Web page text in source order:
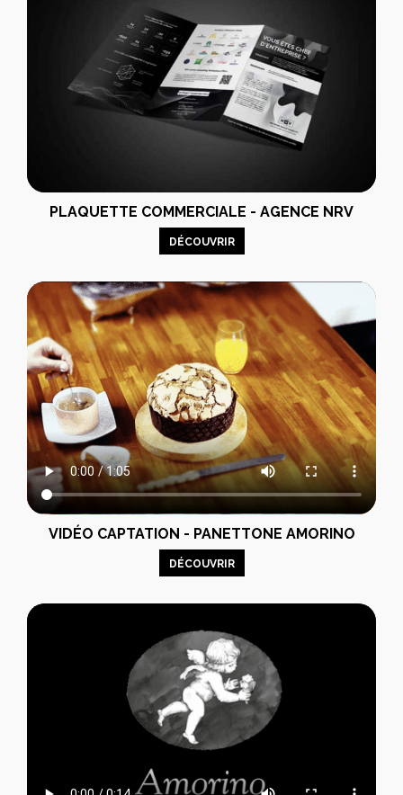
PLAQUETTE COMMERCIALE - AGENCE NRV
DÉCOUVRIR
VIDÉO CAPTATION - PANETTONE AMORINO
DÉCOUVRIR